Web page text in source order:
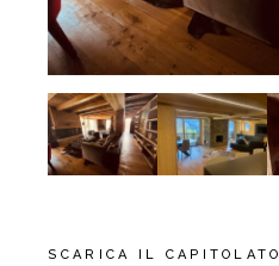
SCARICA IL CAPITOLATO